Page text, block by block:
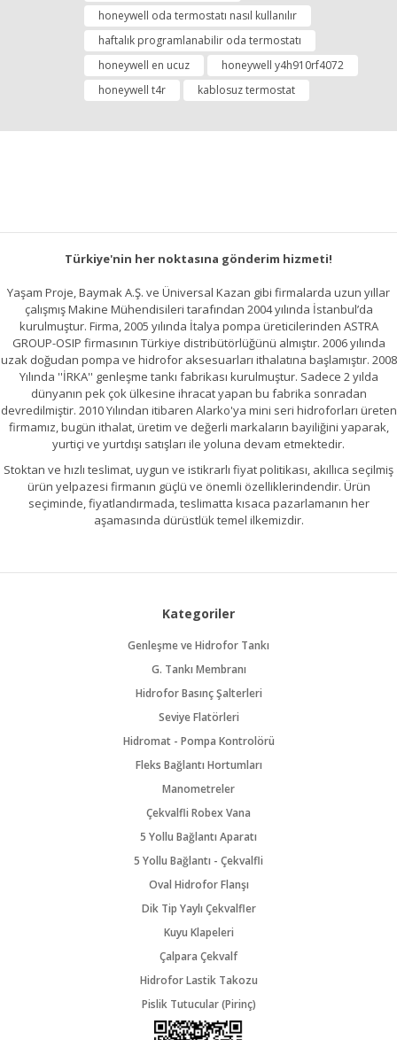
Yorum Yap
Görüş ve önerileriniz için teşekkür ederiz.
Ürün resmi kalitesiz, bozuk veya görüntülenemiyor.
Ürün açıklamasında eksik bilgiler bulunuyor.
Ürün fiyatı diğer sitelerden daha pahalı.
honeywell oda termostatı nasıl kullanılır
haftalık programlanabilir oda termostatı
honeywell en ucuz
honeywell y4h910rf4072
honeywell t4r
kablosuz termostat
Türkiye'nin her noktasına gönderim hizmeti!
Yaşam Proje, Baymak A.Ş. ve Üniversal Kazan gibi firmalarda uzun yıllar
çalışmış Makine Mühendisileri tarafından 2004 yılında İstanbul’da
kurulmuştur. Firma, 2005 yılında İtalya pompa üreticilerinden ASTRA
GROUP-OSIP firmasının Türkiye distribütörlüğünü almıştır. 2006 yılında
uzak doğudan pompa ve hidrofor aksesuarları ithalatına başlamıştır. 2008
Yılında ''İRKA'' genleşme tankı fabrikası kurulmuştur. Sadece 2 yılda
dünyanın pek çok ülkesine ihracat yapan bu fabrika sonradan
devredilmiştir. 2010 Yılından itibaren Alarko'ya mini seri hidroforları üreten
firmamız, bugün ithalat, üretim ve değerli markaların bayiliğini yaparak,
yurtiçi ve yurtdışı satışları ile yoluna devam etmektedir.
Stoktan ve hızlı teslimat, uygun ve istikrarlı fiyat politikası, akıllıca seçilmiş
ürün yelpazesi firmanın güçlü ve önemli özelliklerindendir. Ürün
seçiminde, fiyatlandırmada, teslimatta kısaca pazarlamanın her
aşamasında dürüstlük temel ilkemizdir.
Kategoriler
Genleşme ve Hidrofor Tankı
G. Tankı Membranı
Hidrofor Basınç Şalterleri
Seviye Flatörleri
Hidromat - Pompa Kontrolörü
Fleks Bağlantı Hortumları
Manometreler
Çekvalfli Robex Vana
5 Yollu Bağlantı Aparatı
5 Yollu Bağlantı - Çekvalfli
Oval Hidrofor Flanşı
Dik Tip Yaylı Çekvalfler
Kuyu Klapeleri
Çalpara Çekvalf
Hidrofor Lastik Takozu
Pislik Tutucular (Pirinç)